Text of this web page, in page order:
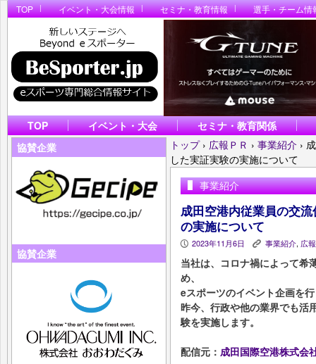
TOP イベント・大会情報 セミナ・教育情報 選手・チーム情
TOP イベント・大会
セミナ・教育関係
協賛企業
協賛企業
トップ › 広報ＰＲ › 事業紹介 ›
した実証実験の実施について
事業紹介
成田空港内従業員の交
の実施について
P 2023年11月6日 K 事業紹介, 広
当社は、コロナ禍によって希
め、
eスポーツのイベント企画を
昨今、行政や他の業界でも活
験を実施します。
配信元： 成田国際空港株式会